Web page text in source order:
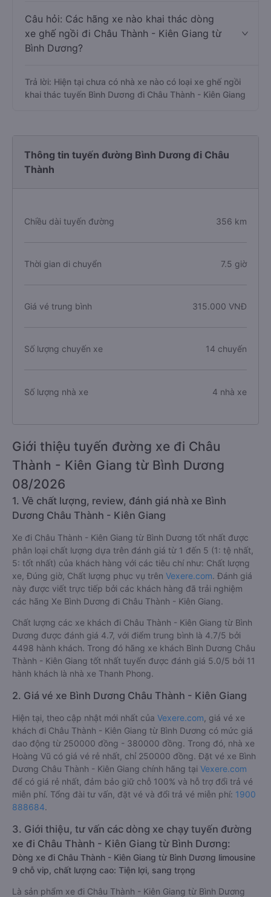
Câu hỏi: Các hãng xe nào khai thác dòng
xe ghế ngồi đi Châu Thành - Kiên Giang từ
Bình Dương?
Trả lời: Hiện tại chưa có nhà xe nào có loại xe ghế ngồi
khai thác tuyến Bình Dương đi Châu Thành - Kiên Giang
Thông tin tuyến đường Bình Dương đi Châu
Thành
Chiều dài tuyến đường 356 km
Thời gian di chuyển 7.5 giờ
Giá vé trung bình 315.000 VNĐ
Số lượng chuyến xe 14 chuyến
Số lượng nhà xe 4 nhà xe
Giới thiệu tuyến đường xe đi Châu
Thành - Kiên Giang từ Bình Dương
08/2026
1. Về chất lượng, review, đánh giá nhà xe Bình
Dương Châu Thành - Kiên Giang
Xe đi Châu Thành - Kiên Giang từ Bình Dương tốt nhất được
phân loại chất lượng dựa trên đánh giá từ 1 đến 5 (1: tệ nhất,
5: tốt nhất) của khách hàng với các tiêu chí như: Chất lượng
xe, Đúng giờ, Chất lượng phục vụ trên Vexere.com. Đánh giá
này được viết trực tiếp bởi các khách hàng đã trải nghiệm
các hãng Xe Bình Dương đi Châu Thành - Kiên Giang.
Chất lượng các xe khách đi Châu Thành - Kiên Giang từ Bình
Dương được đánh giá 4.7, với điểm trung bình là 4.7/5 bởi
4498 hành khách. Trong đó hãng xe khách Bình Dương Châu
Thành - Kiên Giang tốt nhất tuyến được đánh giá 5.0/5 bởi 11
hành khách là nhà xe Thanh Phong.
2. Giá vé xe Bình Dương Châu Thành - Kiên Giang
Hiện tại, theo cập nhật mới nhất của Vexere.com , giá vé xe
khách đi Châu Thành - Kiên Giang từ Bình Dương có mức giá
dao động từ 250000 đồng - 380000 đồng. Trong đó, nhà xe
Hoàng Vũ có giá vé rẻ nhất, chỉ 250000 đồng. Đặt vé xe Bình
Dương Châu Thành - Kiên Giang chính hãng tại Vexere.com
để có giá rẻ nhất, đảm bảo giữ chỗ 100% và hỗ trợ đổi trả vé
miễn phí. Tổng đài tư vấn, đặt vé và đổi trả vé miễn phí: 1900
888684.
3. Giới thiệu, tư vấn các dòng xe chạy tuyến đường
xe đi Châu Thành - Kiên Giang từ Bình Dương:
Dòng xe đi Châu Thành - Kiên Giang từ Bình Dương limousine
9 chỗ vip, chất lượng cao: Tiện lợi, sang trọng
Là sản phẩm xe đi Châu Thành - Kiên Giang từ Bình Dương